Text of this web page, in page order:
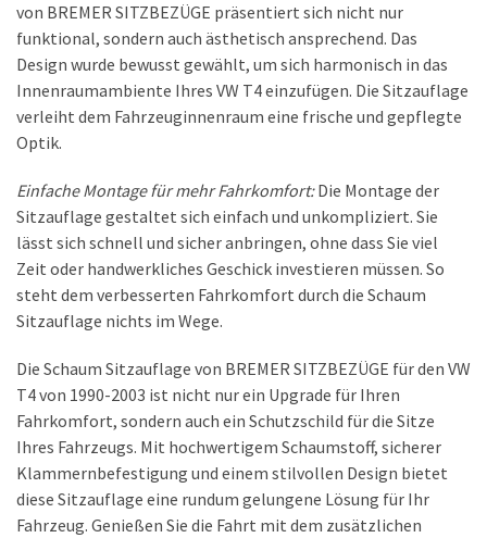
von BREMER SITZBEZÜGE präsentiert sich nicht nur
funktional, sondern auch ästhetisch ansprechend. Das
Design wurde bewusst gewählt, um sich harmonisch in das
Innenraumambiente Ihres VW T4 einzufügen. Die Sitzauflage
verleiht dem Fahrzeuginnenraum eine frische und gepflegte
Optik.
Einfache Montage für mehr Fahrkomfort:Die Montage der
Sitzauflage gestaltet sich einfach und unkompliziert. Sie
lässt sich schnell und sicher anbringen, ohne dass Sie viel
Zeit oder handwerkliches Geschick investieren müssen. So
steht dem verbesserten Fahrkomfort durch die Schaum
Sitzauflage nichts im Wege.
Die Schaum Sitzauflage von BREMER SITZBEZÜGE für den VW
T4 von 1990-2003 ist nicht nur ein Upgrade für Ihren
Fahrkomfort, sondern auch ein Schutzschild für die Sitze
Ihres Fahrzeugs. Mit hochwertigem Schaumstoff, sicherer
Klammernbefestigung und einem stilvollen Design bietet
diese Sitzauflage eine rundum gelungene Lösung für Ihr
Fahrzeug. Genießen Sie die Fahrt mit dem zusätzlichen